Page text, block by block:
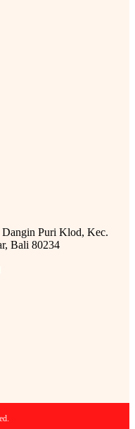
Puri Klod, Kec.
Bali 80234